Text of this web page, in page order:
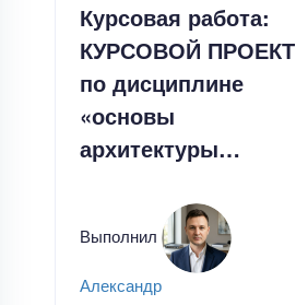
Курсовая работа:
КУРСОВОЙ ПРОЕКТ
по дисциплине
«основы
архитектуры…
Выполнил
Александр